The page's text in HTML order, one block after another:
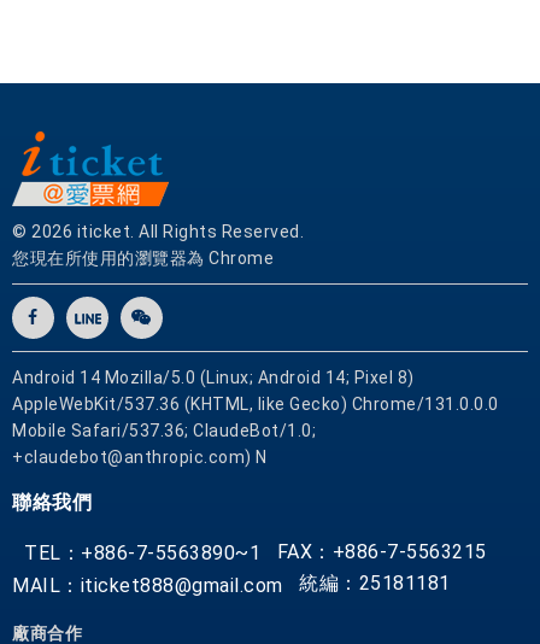
© 2026 iticket. All Rights Reserved.
您現在所使用的瀏覽器為 Chrome
Android 14 Mozilla/5.0 (Linux; Android 14; Pixel 8)
AppleWebKit/537.36 (KHTML, like Gecko) Chrome/131.0.0.0
Mobile Safari/537.36; ClaudeBot/1.0;
+claudebot@anthropic.com) N
聯絡我們
TEL：+886-7-5563890~1
FAX：+886-7-5563215
MAIL：iticket888@gmail.com
統編：25181181
廠商合作